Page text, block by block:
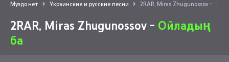
Муздо.нет Украинские и русские песни 2RAR, Miras Zhugunossov - Ойладың ба
2RAR, Miras Zhugunossov - Ойладың
ба